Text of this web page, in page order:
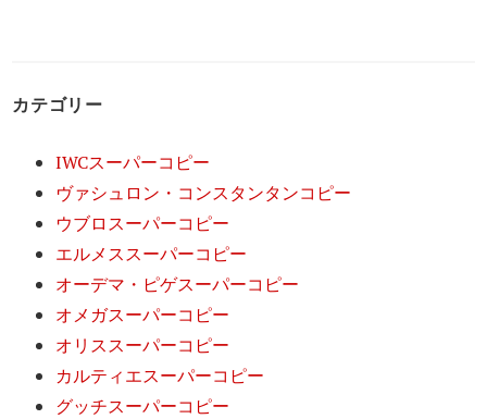
カテゴリー
IWCスーパーコピー
ヴァシュロン・コンスタンタンコピー
ウブロスーパーコピー
エルメススーパーコピー
オーデマ・ピゲスーパーコピー
オメガスーパーコピー
オリススーパーコピー
カルティエスーパーコピー
グッチスーパーコピー